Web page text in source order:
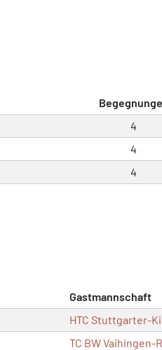
4
4
4
Gastmannschaft
HTC Stuttgarter-
TC BW Vaihingen-